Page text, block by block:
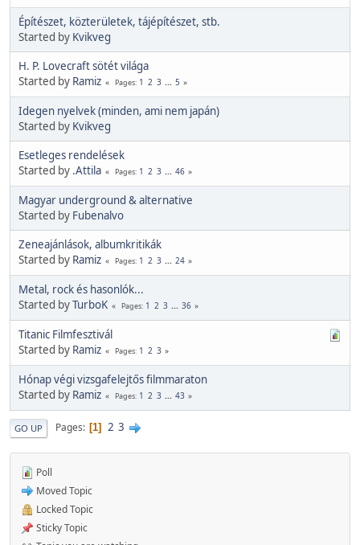
Építészet, közterületek, tájépítészet, stb.
Started by Kvikveg
H. P. Lovecraft sötét világa
Started by Ramiz Pages 1 2 3 ... 5
Idegen nyelvek (minden, ami nem japán)
Started by Kvikveg
Esetleges rendelések
Started by .Attila Pages 1 2 3 ... 46
Magyar underground & alternative
Started by Fubenalvo
Zeneajánlások, albumkritikák
Started by Ramiz Pages 1 2 3 ... 24
Metal, rock és hasonlók...
Started byTurboK Pages 1 2 3 ... 36
Titanic Filmfesztivál
Started by Ramiz Pages 1 2 3
Hónap végi vizsgafelejtős filmmaraton
Started by Ramiz Pages 1 2 3 ... 43
GO UP Pages 1 2 3
Poll
Moved Topic
Locked Topic
Sticky Topic